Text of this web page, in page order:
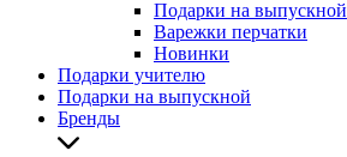
Подарки на выпускной
Варежки перчатки
Новинки
Подарки учителю
Подарки на выпускной
Бренды